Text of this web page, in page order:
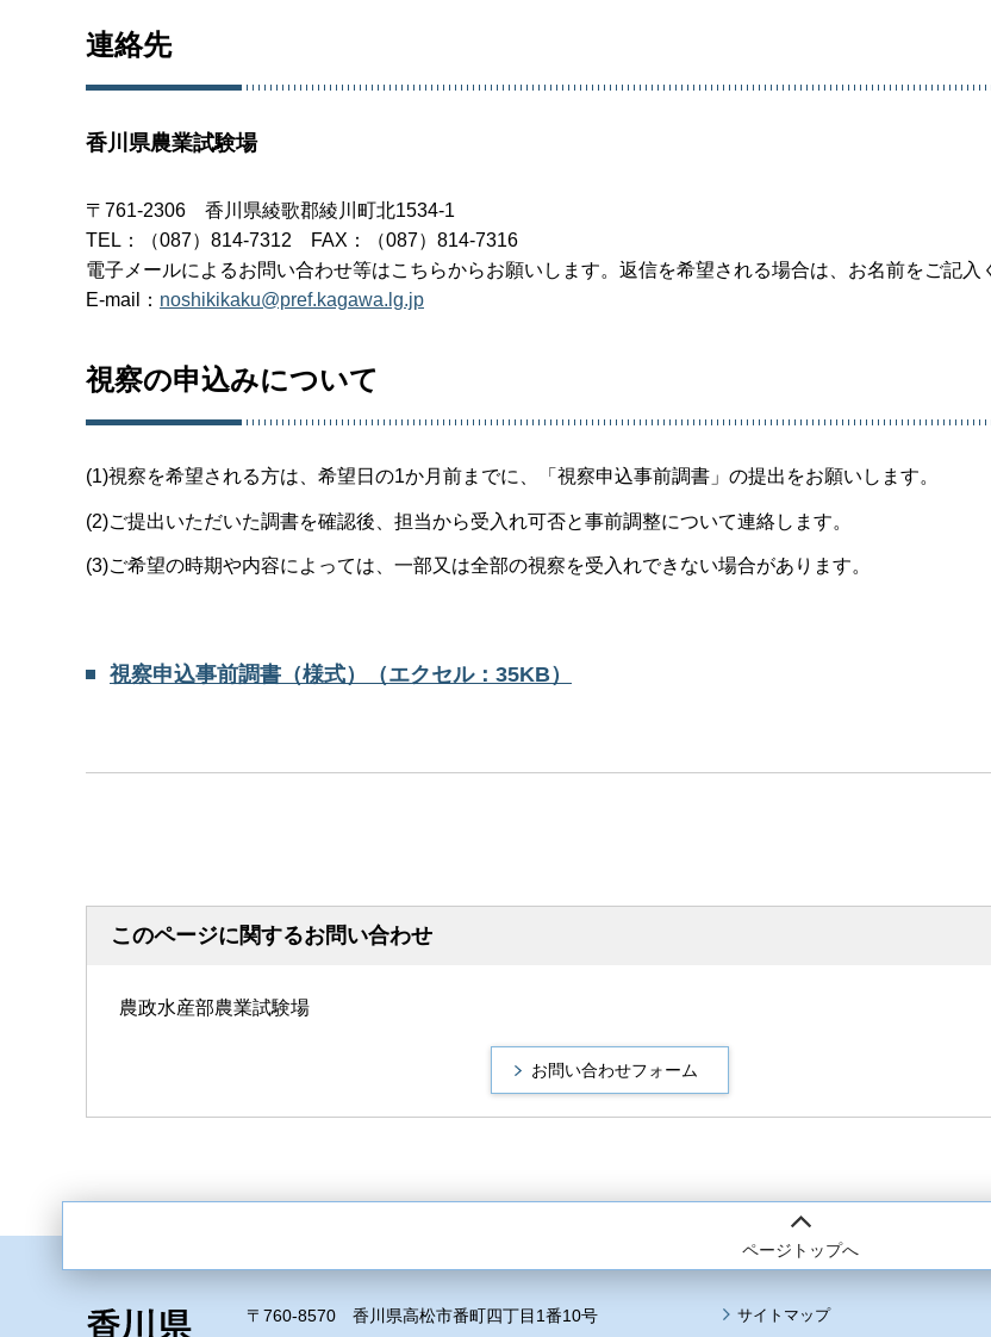
連絡先
香川県農業試験場
〒761-2306 香川県綾歌郡綾川町北1534-1
TEL：（087）814-7312 FAX：（087）814-7316
電子メールによるお問い合わせ等はこちらからお願いします。返信を希望される場合は、お名前をご記入
E-mail： noshikikaku@pref.kagawa.lg.jp
視察の申込みについて
(1)視察を希望される方は、希望日の1か月前までに、「視察申込事前調書」の提出をお願いします。
(2)ご提出いただいた調書を確認後、担当から受入れ可否と事前調整について連絡します。
(3)ご希望の時期や内容によっては、一部又は全部の視察を受入れできない場合があります。
視察申込事前調書（様式）（エクセル：35KB）
このページに関するお問い合わせ
農政水産部農業試験場
ページトップへ
〒760-8570 香川県高松市番町四丁目1番10号 サイトマップ